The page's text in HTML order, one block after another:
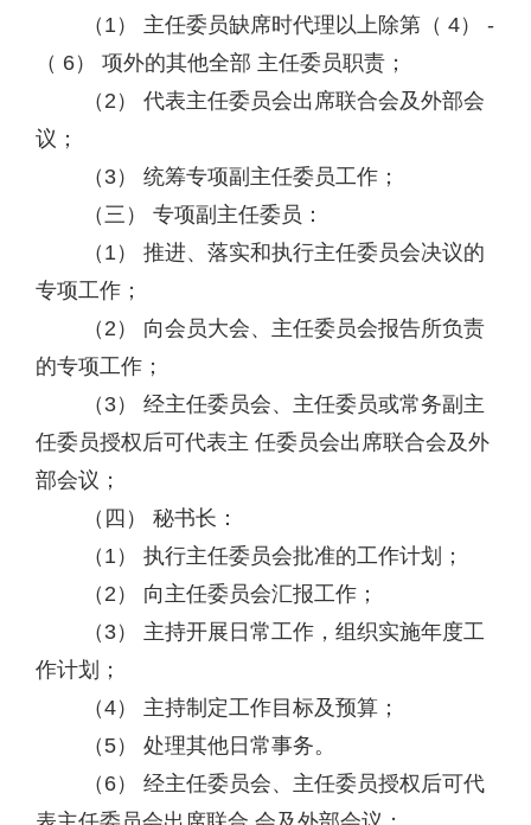
（1） 主任委员缺席时代理以上除第（ 4） -
（ 6） 项外的其他全部 主任委员职责；
（2） 代表主任委员会出席联合会及外部会
议；
（3） 统筹专项副主任委员工作；
（三） 专项副主任委员：
（1） 推进、落实和执行主任委员会决议的
专项工作；
（2） 向会员大会、主任委员会报告所负责
的专项工作；
（3） 经主任委员会、主任委员或常务副主
任委员授权后可代表主 任委员会出席联合会及外
部会议；
（四） 秘书长：
（1） 执行主任委员会批准的工作计划；
（2） 向主任委员会汇报工作；
（3） 主持开展日常工作，组织实施年度工
作计划；
（4） 主持制定工作目标及预算；
（5） 处理其他日常事务。
（6） 经主任委员会、主任委员授权后可代